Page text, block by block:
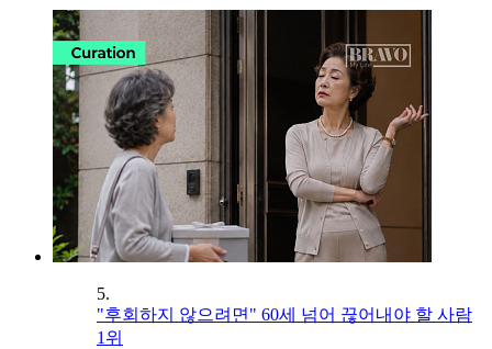
5.
"후회하지 않으려면" 60세 넘어 끊어내야 할 사람
1위